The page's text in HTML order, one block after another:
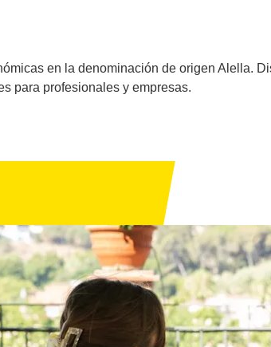
en la denominación de origen Alella.
para profesionales y empresas.